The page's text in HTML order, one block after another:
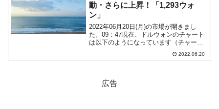
動・さらに上昇！「1,293ウォ
ン」
2022年06月20日(月)の市場が開きまし
た。09：47現在、ドルウォンのチャート
は以下のようになっています（チャート
は『Investing.com』より引用）。さらに
上にいきました。現在のところ「1ドル＝
2022.06.20
広告